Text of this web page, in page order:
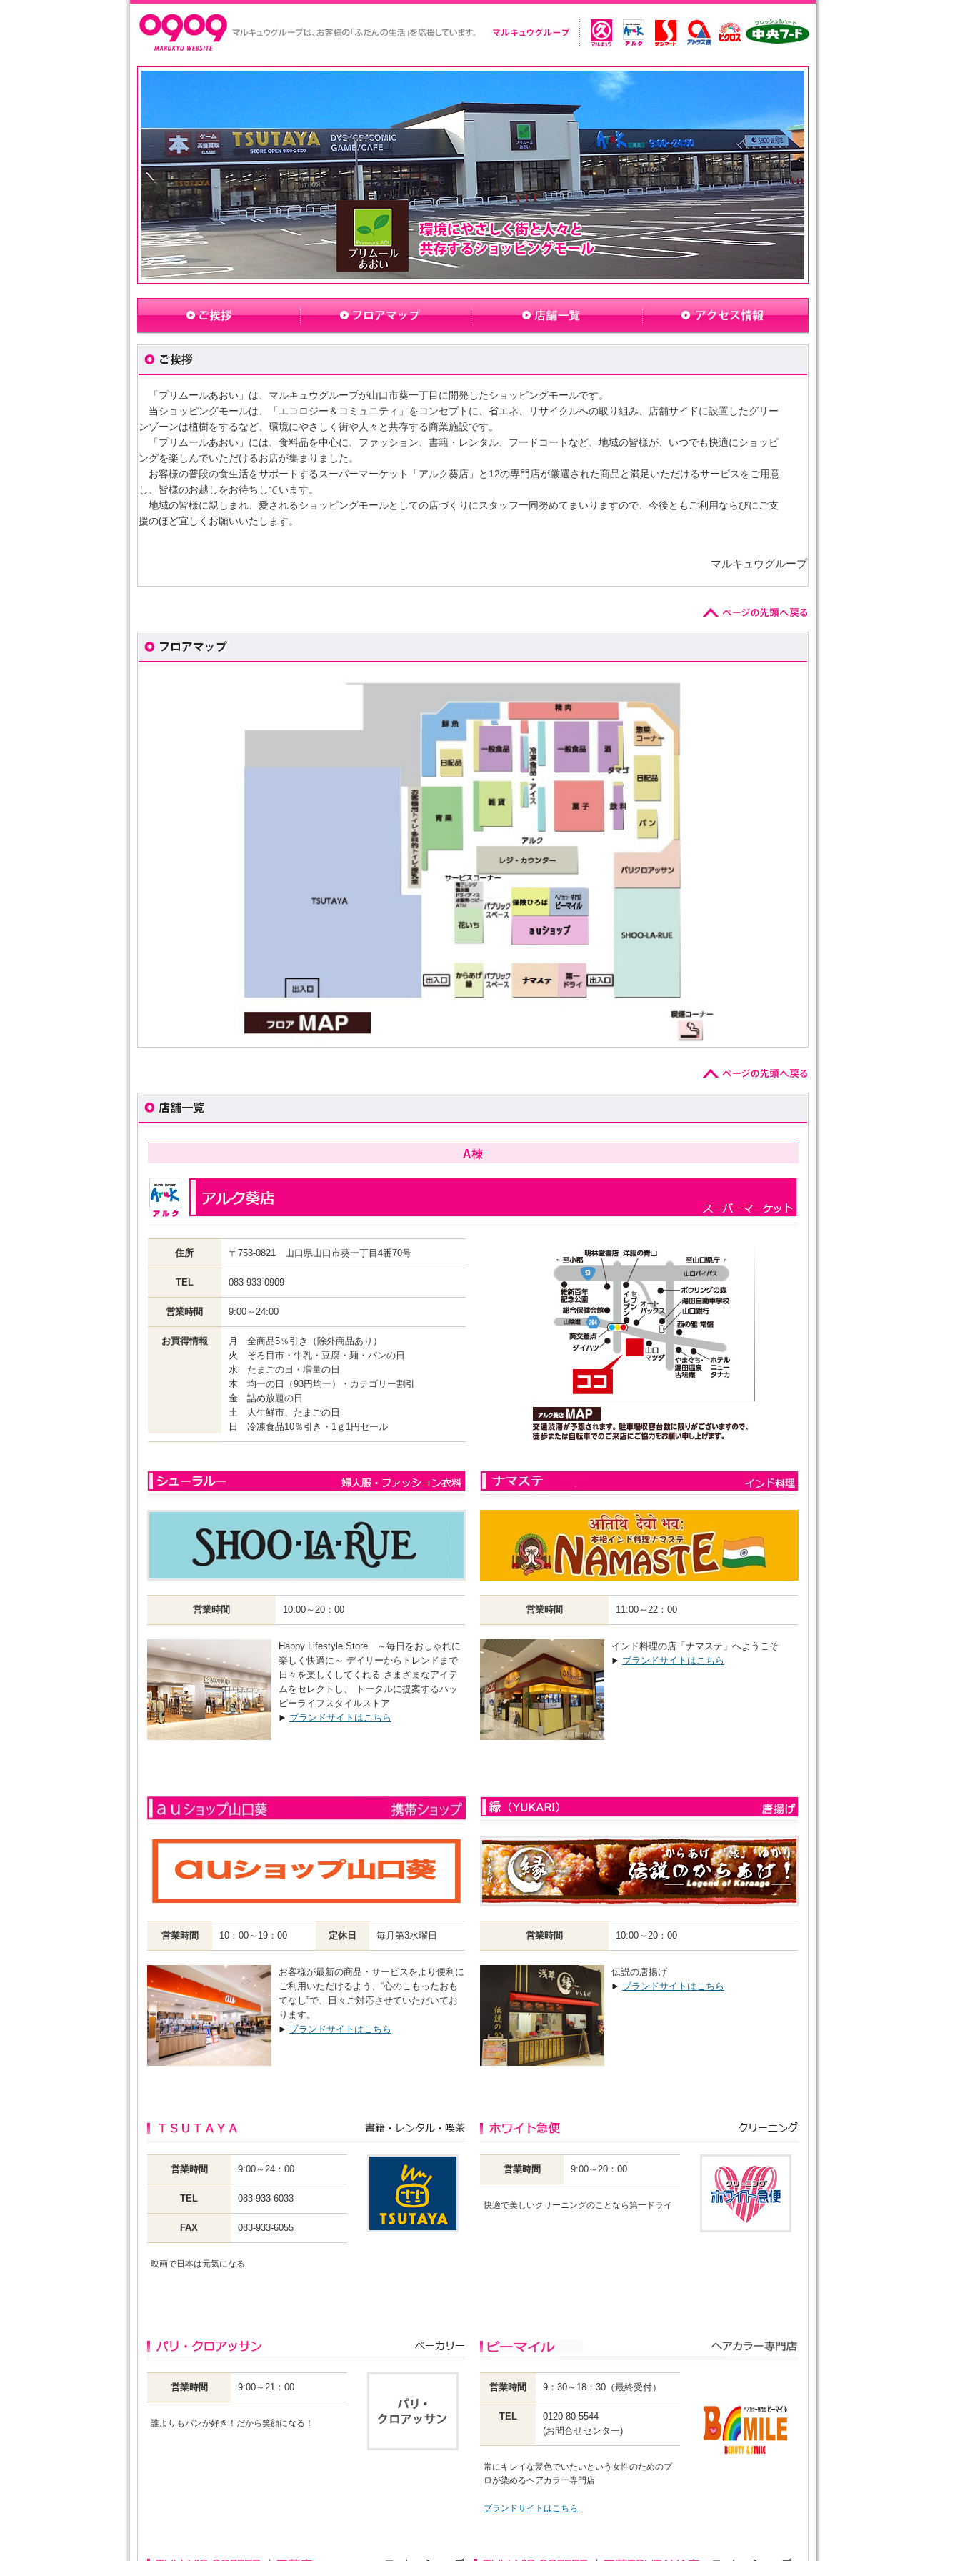
「プリムールあおい」は、マルキュウグループが山口市葵一丁目に開発したショッピングモールです。
当ショッピングモールは、「エコロジー＆コミュニティ」をコンセプトに、省エネ、リサイクルへの取り組み、店舗サイドに設置したグリー
ンゾーンは植樹をするなど、環境にやさしく街や人々と共存する商業施設です。
「プリムールあおい」には、食料品を中心に、ファッション、書籍・レンタル、フードコートなど、地域の皆様が、いつでも快適にショッピ
ングを楽しんでいただけるお店が集まりました。
お客様の普段の食生活をサポートするスーパーマーケット「アルク葵店」と12の専門店が厳選された商品と満足いただけるサービスをご用意
し、皆様のお越しをお待ちしています。
地域の皆様に親しまれ、愛されるショッピングモールとしての店づくりにスタッフ一同努めてまいりますので、今後ともご利用ならびにご支
援のほど宜しくお願いいたします。
マルキュウグループ
住所 〒753-0821 山口県山口市葵一丁目4番70号
TEL 083-933-0909
営業時間 9:00～24:00
お買得情報
月 全商品5％引き（除外商品あり）
火 ぞろ目市・牛乳・豆腐・麺・パンの日
水 たまごの日・増量の日
木 均一の日（93円均一）・カテゴリー割引
金 詰め放題の日
土 大生鮮市、たまごの日
日 冷凍食品10％引き・1ｇ1円セール
営業時間 10:00～20：00
Happy Lifestyle Store ～毎日をおしゃれに
楽しく快適に～ デイリーからトレンドまで
日々を楽しくしてくれる さまざまなアイテ
ムをセレクトし、 トータルに提案するハッ
ピーライフスタイルストア
ブランドサイトはこちら
営業時間 11:00～22：00
インド料理の店「ナマステ」へようこそ
ブランドサイトはこちら
営業時間 10：00～19：00 定休日 毎月第3水曜日
お客様が最新の商品・サービスをより便利に
ご利用いただけるよう、“心のこもったおも
てなし”で、日々ご対応させていただいてお
ります。
ブランドサイトはこちら
営業時間 10:00～20：00
伝説の唐揚げ
ブランドサイトはこちら
営業時間 9:00～24：00
TEL 083-933-6033
FAX 083-933-6055
映画で日本は元気になる
営業時間 9:00～20：00
快適で美しいクリーニングのことなら第一ドライ
営業時間 9:00～21：00
誰よりもパンが好き！だから笑顔になる！
営業時間 9：30～18：30（最終受付）
TEL
0120-80-5544
(お問合せセンター)
常にキレイな髪色でいたいという女性のためのプ
ロが染めるヘアカラー専門店
ブランドサイトはこちら